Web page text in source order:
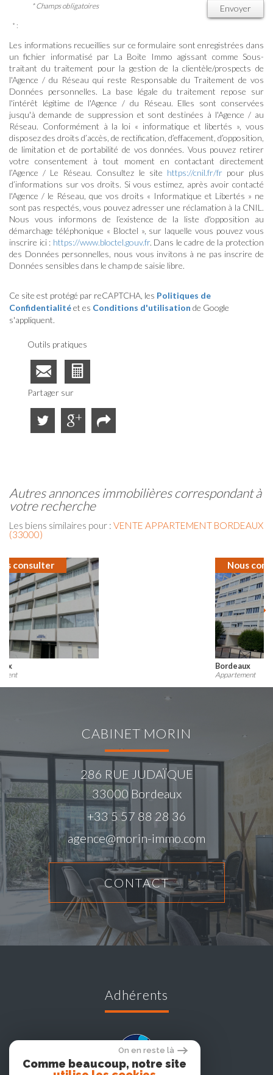
Envoyer
* Champs obligatoires
* :
Les informations recueillies sur ce formulaire sont enregistrées dans
un fichier informatisé par La Boite Immo agissant comme Sous-
traitant du traitement pour la gestion de la clientèle/prospects de
l'Agence / du Réseau qui reste Responsable du Traitement de vos
Données personnelles. La base légale du traitement repose sur
l'intérêt légitime de l'Agence / du Réseau. Elles sont conservées
jusqu'à demande de suppression et sont destinées à l'Agence / au
Réseau. Conformément à la loi « informatique et libertés », vous
disposez des droits d’accès, de rectification, d’effacement, d’opposition,
de limitation et de portabilité de vos données. Vous pouvez retirer
votre consentement à tout moment en contactant directement
l’Agence / Le Réseau. Consultez le site https://cnil.fr/frpour plus
d’informations sur vos droits. Si vous estimez, après avoir contacté
l'Agence / le Réseau, que vos droits « Informatique et Libertés » ne
sont pas respectés, vous pouvez adresser une réclamation à la CNIL.
Nous vous informons de l’existence de la liste d'opposition au
démarchage téléphonique « Bloctel », sur laquelle vous pouvez vous
inscrire ici : https://www.bloctel.gouv.fr. Dans le cadre de la protection
des Données personnelles, nous vous invitons à ne pas inscrire de
Données sensibles dans le champ de saisie libre.
Ce site est protégé par reCAPTCHA, les Politiques de
Confidentialitéet es Conditions d'utilisation de Google
s'appliquent.
Outils pratiques
Partager sur
autres annonces immobilières correspondant à
votre recherche
Les biens similaires pour : VENTE APPARTEMENT BORDEAUX
(33000)
Nous consulter
CABINET MORIN
286 RUE JUDAÏQUE
33000 Bordeaux
+33 5 57 88 28 36
agence@morin-immo.com
CONTACT
adhérents
On en reste là
Comme beaucoup, notre site